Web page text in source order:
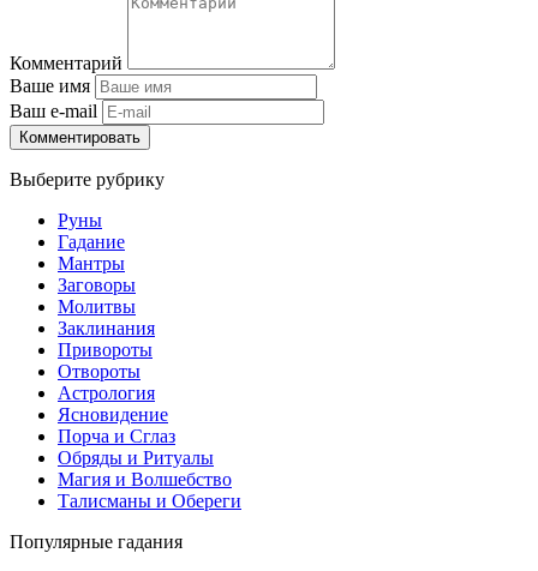
Комментарий
Ваше имя
Ваш e-mail
Комментировать
Выберите рубрику
Руны
Гадание
Мантры
Заговоры
Молитвы
Заклинания
Привороты
Отвороты
Астрология
Ясновидение
Порча и Сглаз
Обряды и Ритуалы
Магия и Волшебство
Талисманы и Обереги
Популярные гадания